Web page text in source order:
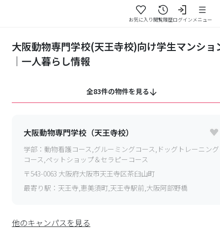
お気に入り閲覧履歴ログインメニュー
大阪動物専門学校(天王寺校)向け学生マンショ
｜一人暮らし情報
全83件の物件を見る
大阪動物専門学校（天王寺校）
学部： 動物看護コース,グルーミングコース,ドッグトレーニング
コース,ペットショップ＆セラピーコース
〒543-0063 大阪府大阪市天王寺区茶臼山町
最寄り駅： 天王寺,恵美須町,天王寺駅前,大阪阿部野橋
他のキャンパスを見る